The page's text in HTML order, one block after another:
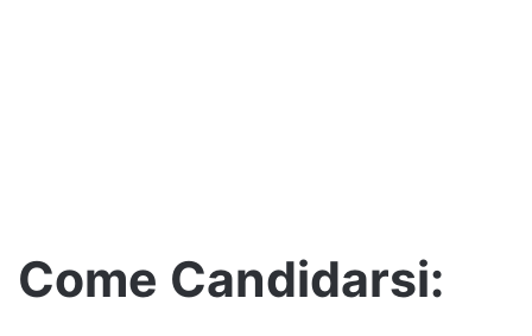
Come Candidarsi: